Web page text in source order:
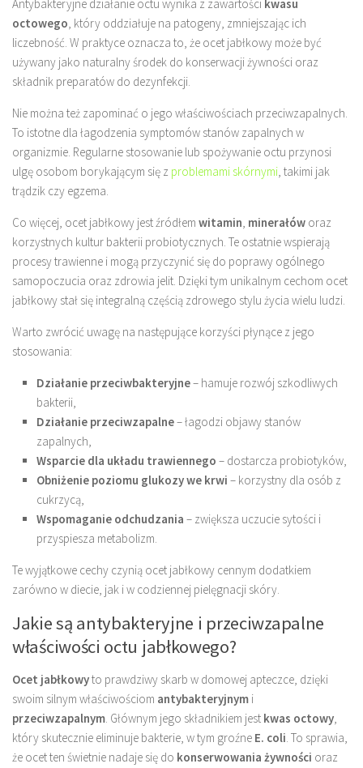
Antybakteryjne działanie octu wynika z zawartości kwasu
octowego, który oddziałuje na patogeny, zmniejszając ich
liczebność. W praktyce oznacza to, że ocet jabłkowy może być
używany jako naturalny środek do konserwacji żywności oraz
składnik preparatów do dezynfekcji.
Nie można też zapominać o jego właściwościach przeciwzapalnych.
To istotne dla łagodzenia symptomów stanów zapalnych w
organizmie. Regularne stosowanie lub spożywanie octu przynosi
ulgę osobom borykającym się z problemami skórnymi, takimi jak
trądzik czy egzema.
Co więcej, ocet jabłkowy jest źródłem witamin, minerałów oraz
korzystnych kultur bakterii probiotycznych. Te ostatnie wspierają
procesy trawienne i mogą przyczynić się do poprawy ogólnego
samopoczucia oraz zdrowia jelit. Dzięki tym unikalnym cechom ocet
jabłkowy stał się integralną częścią zdrowego stylu życia wielu ludzi.
Warto zwrócić uwagę na następujące korzyści płynące z jego
stosowania:
Działanie przeciwbakteryjne– hamuje rozwój szkodliwych
bakterii,
Działanie przeciwzapalne– łagodzi objawy stanów
zapalnych,
Wsparcie dla układu trawiennego – dostarcza probiotyków,
Obniżenie poziomu glukozy we krwi – korzystny dla osób z
cukrzycą,
Wspomaganie odchudzania – zwiększa uczucie sytości i
przyspiesza metabolizm.
Te wyjątkowe cechy czynią ocet jabłkowy cennym dodatkiem
zarówno w diecie, jak i w codziennej pielęgnacji skóry.
Jakie są antybakteryjne i przeciwzapalne
właściwości octu jabłkowego?
Ocet jabłkowyto prawdziwy skarb w domowej apteczce, dzięki
swoim silnym właściwościom antybakteryjnym i
przeciwzapalnym. Głównym jego składnikiem jest kwas octowy,
który skutecznie eliminuje bakterie, w tym groźne E. coli. To sprawia,
że ocet ten świetnie nadaje się do konserwowania żywności oraz